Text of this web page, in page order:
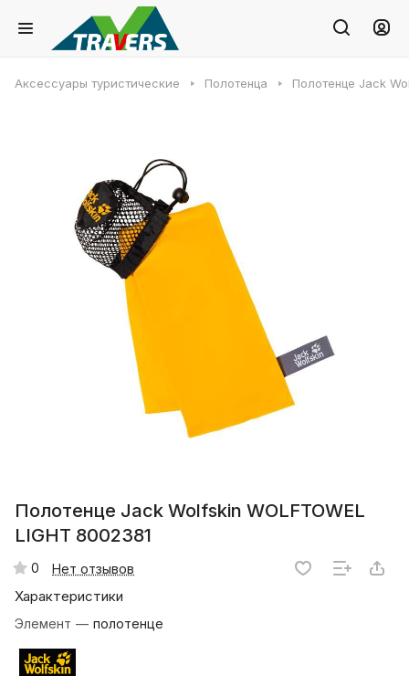
Аксессуары туристические Полотенца Полотенце Jack
Полотенце Jack Wolfskin WOLFTOWEL
LIGHT 8002381
0 Нет отзывов
Характеристики
Элемент — полотенце